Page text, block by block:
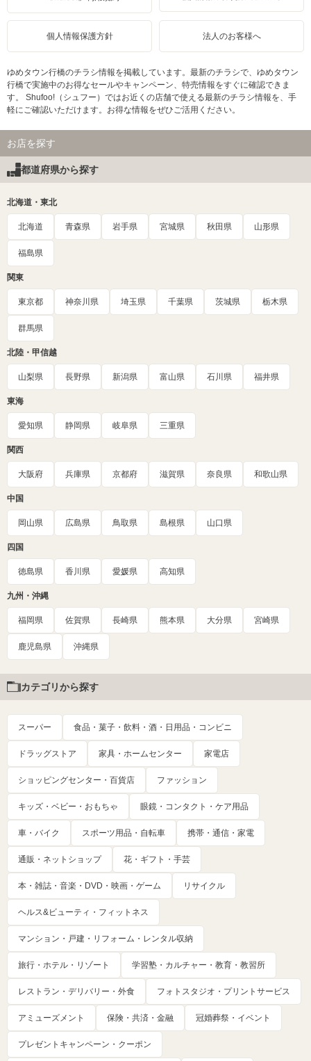
個人情報保護方針 法人のお客様へ
ゆめタウン行橋のチラシ情報を掲載しています。最新のチラシで、ゆめタウン
行橋で実施中のお得なセールやキャンペーン、特売情報をすぐに確認できま
す。 Shufoo!（シュフー）ではお近くの店舗で使える最新のチラシ情報を、手
軽にご確認いただけます。お得な情報をぜひご活用ください。
お店を探す
都道府県から探す
北海道・東北
北海道 青森県 岩手県 宮城県 秋田県 山形県
福島県
関東
東京都 神奈川県 埼玉県 千葉県 茨城県 栃木県
群馬県
北陸・甲信越
山梨県 長野県 新潟県 富山県 石川県 福井県
東海
愛知県 静岡県 岐阜県 三重県
関西
大阪府 兵庫県 京都府 滋賀県 奈良県 和歌山県
中国
岡山県 広島県 鳥取県 島根県 山口県
四国
徳島県 香川県 愛媛県 高知県
九州・沖縄
福岡県 佐賀県 長崎県 熊本県 大分県 宮崎県
鹿児島県 沖縄県
カテゴリから探す
スーパー 食品・菓子・飲料・酒・日用品・コンビニ
ドラッグストア 家具・ホームセンター 家電店
ショッピングセンター・百貨店 ファッション
キッズ・ベビー・おもちゃ 眼鏡・コンタクト・ケア用品
車・バイク スポーツ用品・自転車 携帯・通信・家電
通販・ネットショップ 花・ギフト・手芸
本・雑誌・音楽・DVD・映画・ゲーム リサイクル
ヘルス&ビューティ・フィットネス
マンション・戸建・リフォーム・レンタル収納
旅行・ホテル・リゾート 学習塾・カルチャー・教育・教習所
レストラン・デリバリー・外食 フォトスタジオ・プリントサービス
アミューズメント 保険・共済・金融 冠婚葬祭・イベント
プレゼントキャンペーン・クーポン